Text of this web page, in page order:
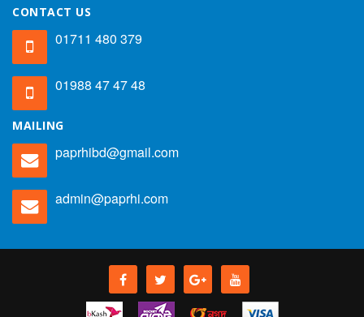
CONTACT US
01711 480 379
01988 47 47 48
MAILING
paprhibd@gmail.com
admin@paprhi.com